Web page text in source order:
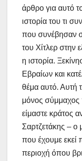
άρθρο για αυτό
ιστορία του τι
που συνέβησαν
του Χίτλερ στην
η ιστορία.
Εβραίων και
θέμα αυτό. Αυτή
μόνος σύμμαχος
είμαστε κράτος
Σαρτζετάκης – ο
που έχουμε εκεί
περιοχή όπου